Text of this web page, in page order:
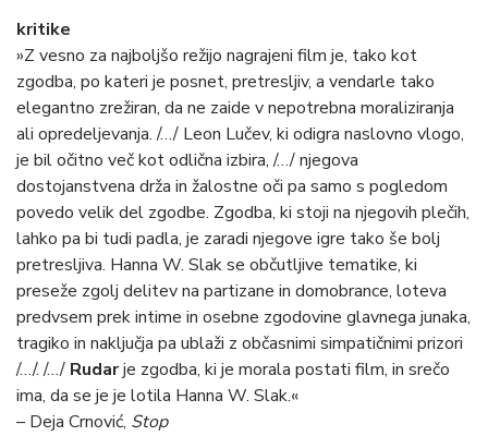
kritike
»Z vesno za najboljšo režijo nagrajeni film je, tako kot
zgodba, po kateri je posnet, pretresljiv, a vendarle tako
elegantno zrežiran, da ne zaide v nepotrebna moraliziranja
ali opredeljevanja. /…/ Leon Lučev, ki odigra naslovno vlogo,
je bil očitno več kot odlična izbira, /…/ njegova
dostojanstvena drža in žalostne oči pa samo s pogledom
povedo velik del zgodbe. Zgodba, ki stoji na njegovih plečih,
lahko pa bi tudi padla, je zaradi njegove igre tako še bolj
pretresljiva. Hanna W. Slak se občutljive tematike, ki
preseže zgolj delitev na partizane in domobrance, loteva
predvsem prek intime in osebne zgodovine glavnega junaka,
tragiko in naključja pa ublaži z občasnimi simpatičnimi prizori
/…/. /…/ Rudarje zgodba, ki je morala postati film, in srečo
ima, da se je je lotila Hanna W. Slak.«
– Deja Crnović, Stop